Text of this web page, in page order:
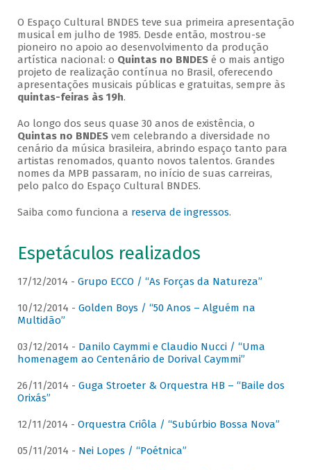
O Espaço Cultural BNDES teve sua primeira apresentação
musical em julho de 1985. Desde então, mostrou-se
pioneiro no apoio ao desenvolvimento da produção
artística nacional: o Quintas no BNDESé o mais antigo
projeto de realização contínua no Brasil, oferecendo
apresentações musicais públicas e gratuitas, sempre às
quintas-feiras às 19h.
Ao longo dos seus quase 30 anos de existência, o
Quintas no BNDESvem celebrando a diversidade no
cenário da música brasileira, abrindo espaço tanto para
artistas renomados, quanto novos talentos. Grandes
nomes da MPB passaram, no início de suas carreiras,
pelo palco do Espaço Cultural BNDES.
Saiba como funciona a reserva de ingressos.
Espetáculos realizados
17/12/2014 - Grupo ECCO / “As Forças da Natureza”
10/12/2014 - Golden Boys / “50 Anos – Alguém na
Multidão”
03/12/2014 - Danilo Caymmi e Claudio Nucci / “Uma
homenagem ao Centenário de Dorival Caymmi”
26/11/2014 - Guga Stroeter & Orquestra HB – “Baile dos
Orixás”
12/11/2014 - Orquestra Criôla / “Subúrbio Bossa Nova”
05/11/2014 - Nei Lopes / “Poétnica”